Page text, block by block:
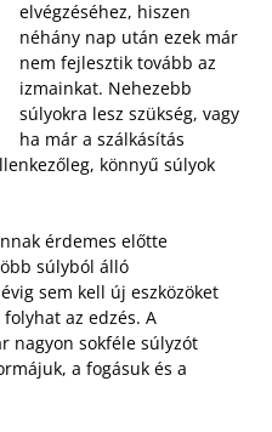
elvégzéséhez, hiszen
néhány nap után ezek már
nem fejlesztik tovább az
izmainkat. Nehezebb
súlyokra lesz szükség, vagy
ha már a szálkásítás
könnyű súlyok
érdemes előtte
súlyból álló
sem kell új eszközöket
az edzés. A
nagyon sokféle súlyzót
a fogásuk és a